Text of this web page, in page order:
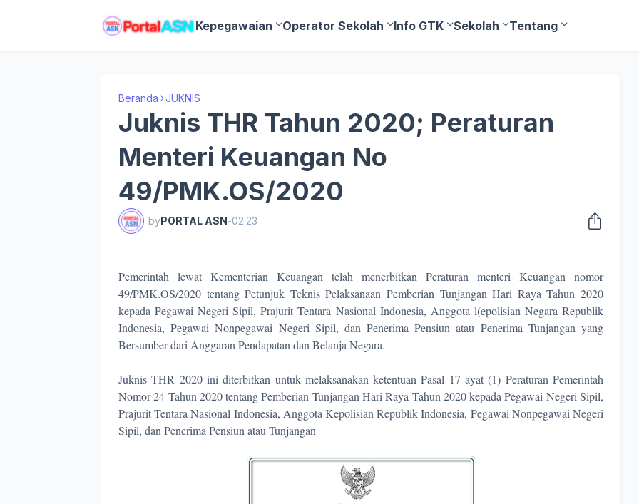
Kepegawaian Operator Sekolah Info GTK Sekolah Tentang
Beranda JUKNIS
Juknis THR Tahun 2020; Peraturan
Menteri Keuangan No
49/PMK.OS/2020
byPORTAL ASN-02.23
Pemerintah lewat Kementerian Keuangan telah menerbitkan Peraturan menteri Keuangan nomor
49/PMK.OS/2020 tentang Petunjuk Teknis Pelaksanaan Pemberian Tunjangan Hari Raya Tahun 2020
kepada Pegawai Negeri Sipil, Prajurit Tentara Nasional Indonesia, Anggota l(epolisian Negara Republik
Indonesia, Pegawai Nonpegawai Negeri Sipil, dan Penerima Pensiun atau Penerima Tunjangan yang
Bersumber dari Anggaran Pendapatan dan Belanja Negara.
Juknis THR 2020 ini diterbitkan untuk melaksanakan ketentuan Pasal 17 ayat (1) Peraturan Pemerintah
Nomor 24 Tahun 2020 tentang Pemberian Tunjangan Hari Raya Tahun 2020 kepada Pegawai Negeri Sipil,
Prajurit Tentara Nasional Indonesia, Anggota Kepolisian Republik Indonesia, Pegawai Nonpegawai Negeri
Sipil, dan Penerima Pensiun atau Tunjangan